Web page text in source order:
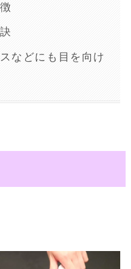
などにも目を向け